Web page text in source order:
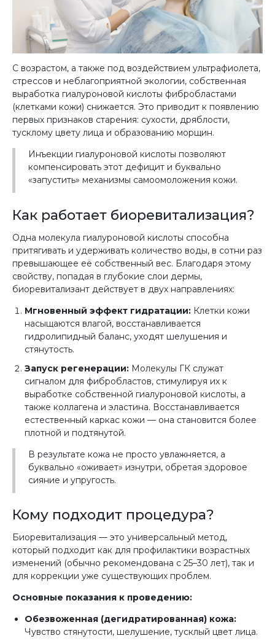
С возрастом, а также под воздействием ультрафиолета,
стрессов и неблагоприятной экологии, собственная
выработка гиалуроновой кислоты фибробластами
(клетками кожи) снижается. Это приводит к появлению
первых признаков старения: сухости, дряблости,
тусклому цвету лица и образованию морщин.
Инъекции гиалуроновой кислоты позволяют
компенсировать этот дефицит и буквально
«запустить» механизмы самоомоложения кожи.
Как работает биоревитализация?
Одна молекула гиалуроновой кислоты способна
притягивать и удерживать количество воды, в сотни раз
превышающее её собственный вес. Благодаря этому
свойству, попадая в глубокие слои дермы,
биоревитализант действует в двух направлениях:
Мгновенный эффект гидратации: Клетки кожи
насыщаются влагой, восстанавливается
гидролипидный баланс, уходят шелушения и
стянутость.
Запуск регенерации: Молекулы ГК служат
сигналом для фибробластов, стимулируя их к
выработке собственной гиалуроновой кислоты, а
также коллагена и эластина. Восстанавливается
естественный каркас кожи — она становится более
плотной и подтянутой.
В результате кожа не просто увлажняется, а
буквально «оживает» изнутри, обретая здоровое
сияние и упругость.
Кому подходит процедура?
Биоревитализация — это универсальный метод,
который подходит как для профилактики возрастных
изменений (обычно рекомендована с 25–30 лет), так и
для коррекции уже существующих проблем.
Основные показания к проведению:
Обезвоженная (дегидратированная) кожа:
Чувство стянутости, шелушение, тусклый цвет лица.